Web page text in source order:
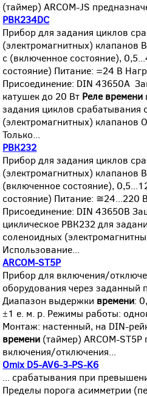
(таймер) ARCOM-JS
РВК234DC
Прибор для задания циклов
(электромагнитных) клапанов
с (включенное состояние),
состояние) Питание: =24 В
Присоединение: DIN 43650A
катушек до 20 Вт Реле времени
задания циклов срабатывания
(электромагнитных) клапанов
Только...
РВК232
Прибор для задания циклов
(электромагнитных) клапанов
(включенное состояние),
состояние) Питание: ≅24...220
Присоединение: DIN 43650B
циклическое РВК232 для
соленоидных
Использование...
ARCOM-ST5P
Прибор для включения/
оборудования через заданный
Диапазон выдержки времени:
±1 e. м. p. Режимы работы:
Монтаж: настенный, на DIN-
времени (таймер) ARCOM-
включения/отключения...
Omix D5-AV6-3-PS-K6
... срабатывания при
Пределы порога асимметрии